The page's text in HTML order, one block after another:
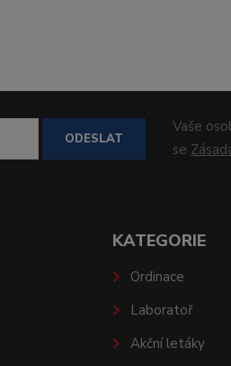
ODESLAT
Vaše
se
KATEGORIE
Ordinace
Laboratoř
Akční letáky